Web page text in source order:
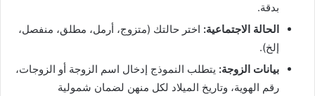
بدقة.
الحالة الاجتماعية: اختر حالتك (متزوج، أرمل، مطلق، منفصل،
إلخ).
بيانات الزوجة: يتطلب النموذج إدخال اسم الزوجة أو الزوجات،
رقم الهوية، وتاريخ الميلاد لكل منهن لضمان شمولية